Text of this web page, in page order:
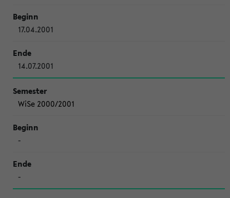
17.04.2001
14.07.2001
WiSe 2000/2001
-
-